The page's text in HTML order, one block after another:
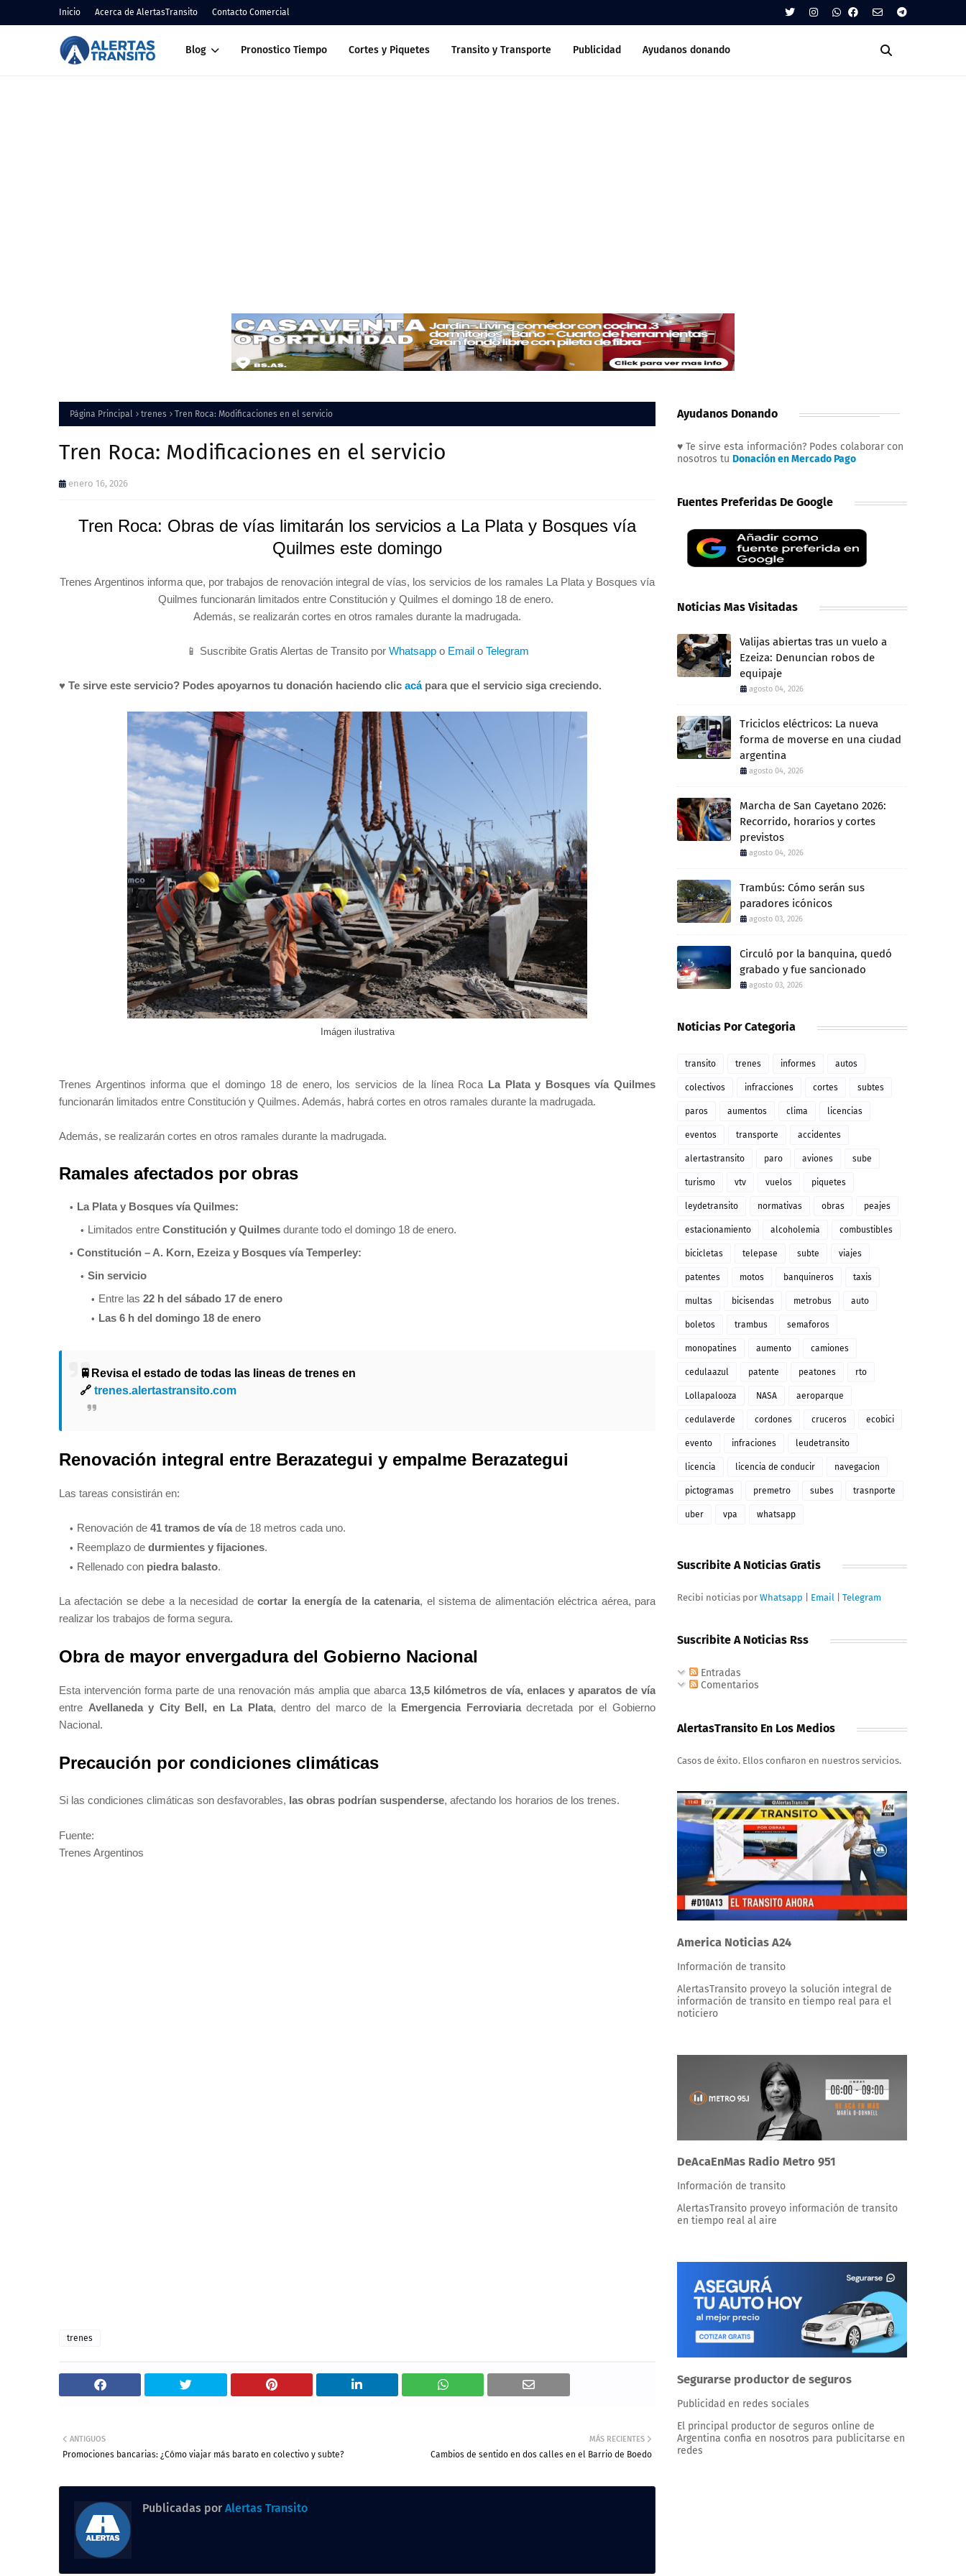
Inicio Acerca de AlertasTransito Contacto Comercial
Blog Pronostico Tiempo Cortes y Piquetes Transito y Transporte Publicidad Ayudanos donando
Página Principal trenes Tren Roca: Modificaciones en el servicio
Tren Roca: Modificaciones en el servicio
enero 16, 2026
Tren Roca: Obras de vías limitarán los servicios a La Plata y Bosques vía
Quilmes este domingo
Trenes Argentinos informa que, por trabajos de renovación integral de vías, los servicios de los ramales La Plata y Bosques vía
Quilmes funcionarán limitados entre Constitución y Quilmes el domingo 18 de enero.
Además, se realizarán cortes en otros ramales durante la madrugada.
📱 Suscribite Gratis Alertas de Transito por Whatsappo Emailo Telegram
♥ Te sirve este servicio? Podes apoyarnos tu donación haciendo clic acápara que el servicio siga creciendo.
Imágen ilustrativa
Trenes Argentinos informa que el domingo 18 de enero, los servicios de la línea Roca La Plata y Bosques vía Quilmes
funcionarán limitados entre Constitución y Quilmes. Además, habrá cortes en otros ramales durante la madrugada.
Además, se realizarán cortes en otros ramales durante la madrugada.
Ramales afectados por obras
La Plata y Bosques vía Quilmes:
Limitados entre Constitución y Quilmes durante todo el domingo 18 de enero.
Constitución – A. Korn, Ezeiza y Bosques vía Temperley:
Sin servicio
Entre las 22 h del sábado 17 de enero
Las 6 h del domingo 18 de enero
🚆Revisa el estado de todas las lineas de trenes en
🔗 trenes.alertastransito.com
Renovación integral entre Berazategui y empalme Berazategui
Las tareas consistirán en:
Renovación de 41 tramos de vía de 18 metros cada uno.
Reemplazo de durmientes y fijaciones.
Rellenado con piedra balasto.
La afectación se debe a la necesidad decortar la energía de la catenaria, el sistema de alimentación eléctrica aérea, para
realizar los trabajos de forma segura.
Obra de mayor envergadura del Gobierno Nacional
Esta intervención forma parte de una renovación más amplia que abarca 13,5 kilómetros de vía, enlaces y aparatos de vía
entre Avellaneda y City Bell, en La Plata, dentro del marco de la Emergencia Ferroviariadecretada por el Gobierno
Nacional.
Precaución por condiciones climáticas
Si las condiciones climáticas son desfavorables, las obras podrían suspenderse, afectando los horarios de los trenes.
Fuente:
Trenes Argentinos
trenes
MÁS RECIENTES
Cambios de sentido en dos calles en el Barrio de Boedo
ANTIGUOS
Promociones bancarias: ¿Cómo viajar más barato en colectivo y subte?
Publicadas por Alertas Transito
Ayudanos Donando
♥ Te sirve esta información? Podes colaborar con
nosotros tu Donación en Mercado Pago
Fuentes Preferidas De Google
Noticias Mas Visitadas
Valijas abiertas tras un vuelo a
Ezeiza: Denuncian robos de
equipaje
agosto 04, 2026
Triciclos eléctricos: La nueva
forma de moverse en una ciudad
argentina
agosto 04, 2026
Marcha de San Cayetano 2026:
Recorrido, horarios y cortes
previstos
agosto 04, 2026
Trambús: Cómo serán sus
paradores icónicos
agosto 03, 2026
Circuló por la banquina, quedó
grabado y fue sancionado
agosto 03, 2026
Noticias Por Categoria
transito trenes informes autos
colectivos infracciones cortes subtes
paros aumentos clima licencias
eventos transporte accidentes
alertastransito paro aviones sube
turismo vtv vuelos piquetes
leydetransito normativas obras peajes
estacionamiento alcoholemia combustibles
bicicletas telepase subte viajes
patentes motos banquineros taxis
multas bicisendas metrobus auto
boletos trambus semaforos
monopatines aumento camiones
cedulaazul patente peatones rto
Lollapalooza NASA aeroparque
cedulaverde cordones cruceros ecobici
evento infraciones leudetransito
licencia licencia de conducir navegacion
pictogramas premetro subes trasnporte
uber vpa whatsapp
Suscribite A Noticias Gratis
Recibi noticias por Whatsapp Email Telegram
Suscribite A Noticias Rss
Entradas
Comentarios
AlertasTransito En Los Medios
Casos de éxito. Ellos confiaron en nuestros servicios.
America Noticias A24
Información de transito
AlertasTransito proveyo la solución integral de
información de transito en tiempo real para el
noticiero
DeAcaEnMas Radio Metro 951
Información de transito
AlertasTransito proveyo información de transito
en tiempo real al aire
Segurarse productor de seguros
Publicidad en redes sociales
El principal productor de seguros online de
Argentina confia en nosotros para publicitarse en
redes